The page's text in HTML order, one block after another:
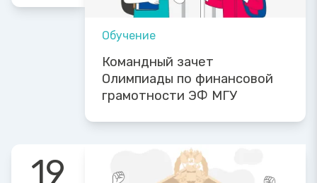
Обучение
Командный зачет
Олимпиады по финансовой
грамотности ЭФ МГУ
19